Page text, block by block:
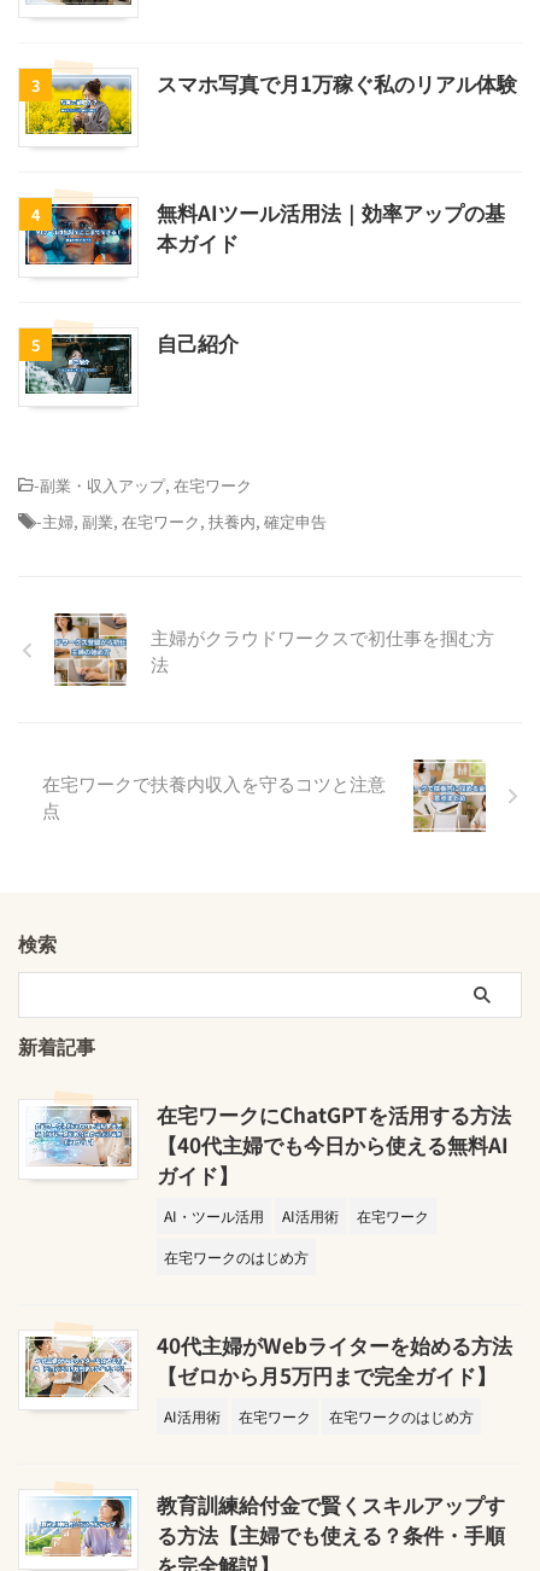
3 スマホ写真で月1万稼ぐ私のリアル体験
4
無料AIツール活用法｜効率アップの基
本ガイド
5 自己紹介
-副業・収入アップ, 在宅ワーク
-主婦, 副業, 在宅ワーク, 扶養内, 確定申告
主婦がクラウドワークスで初仕事を掴む方
法
在宅ワークで扶養内収入を守るコツと注意
点
検索
新着記事
在宅ワークにChatGPTを活用する方法
【40代主婦でも今日から使える無料AI
ガイド】
AI・ツール活用 AI活用術
在宅ワーク
在宅ワークのはじめ方
40代主婦がWebライターを始める方法
【ゼロから月5万円まで完全ガイド】
AI活用術 在宅ワーク 在宅ワークのはじめ方
教育訓練給付金で賢くスキルアップす
る方法【主婦でも使える？条件・手順
を完全解説】